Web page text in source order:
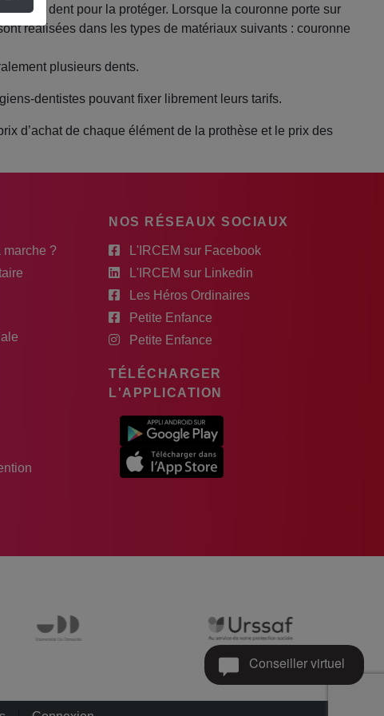
de la dent pour la protéger. Lorsque la couronne porte sur
réalisées dans les types de matériaux suivants : couronne
plusieurs dents.
dentistes pouvant fixer librement leurs tarifs.
d’achat de chaque élément de la prothèse et le prix des
marche ?
NOS RÉSEAUX SOCIAUX
L'IRCEM sur Facebook
L'IRCEM sur Linkedin
Les Héros Ordinaires
Petite Enfance
Petite Enfance
TÉLÉCHARGER
L'APPLICATION
Conseiller virtuel